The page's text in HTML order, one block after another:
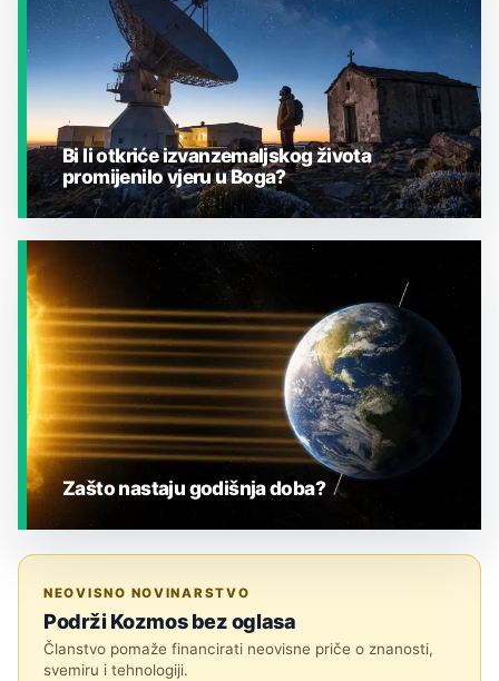
JESTE LI ZNALI?
Bi li otkriće izvanzemaljskog života
promijenilo vjeru u Boga?
Zašto nastaju godišnja doba?
NEOVISNO NOVINARSTVO
Podrži Kozmos bez oglasa
Članstvo pomaže financirati neovisne priče o znanosti,
svemiru i tehnologiji.